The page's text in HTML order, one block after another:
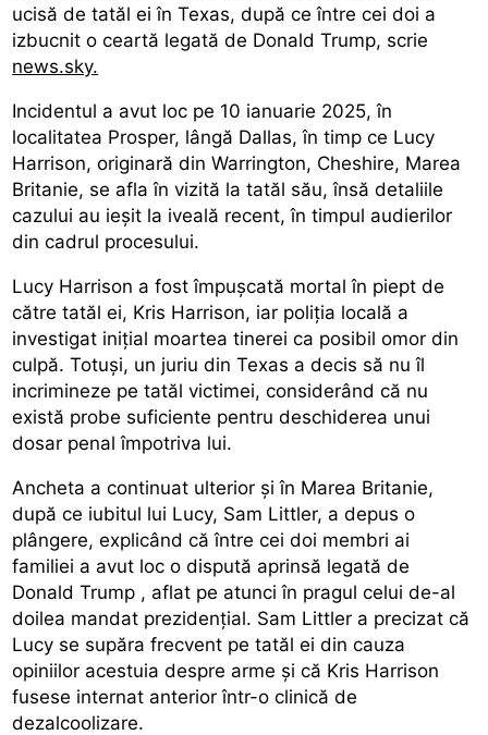
ucisă de tatăl ei în Texas, după ce între cei doi a
izbucnit o ceartă legată de Donald Trump, scrie
news.sky.
Incidentul a avut loc pe 10 ianuarie 2025, în
localitatea Prosper, lângă Dallas, în timp ce Lucy
Harrison, originară din Warrington, Cheshire, Marea
Britanie, se afla în vizită la tatăl său, însă detaliile
cazului au ieşit la iveală recent, în timpul audierilor
din cadrul procesului.
Lucy Harrison a fost împușcată mortal în piept de
către tatăl ei, Kris Harrison, iar poliția locală a
investigat inițial moartea tinerei ca posibil omor din
culpă. Totuși, un juriu din Texas a decis să nu îl
incrimineze pe tatăl victimei, considerând că nu
există probe suficiente pentru deschiderea unui
dosar penal împotriva lui.
Ancheta a continuat ulterior și în Marea Britanie,
după ce iubitul lui Lucy, Sam Littler, a depus o
plângere, explicând că între cei doi membri ai
familiei a avut loc o dispută aprinsă legată de
Donald Trump , aflat pe atunci în pragul celui de-al
doilea mandat prezidențial. Sam Littler a precizat că
Lucy se supăra frecvent pe tatăl ei din cauza
opiniilor acestuia despre arme și că Kris Harrison
fusese internat anterior într-o clinică de
dezalcoolizare.